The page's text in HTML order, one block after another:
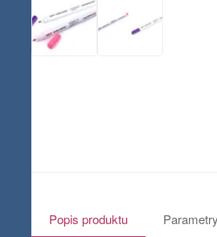
Popis produktu Parametry